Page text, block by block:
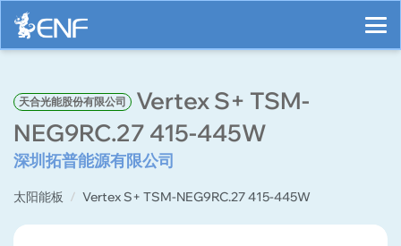
天合光能股份有限公司
Vertex S+ TSM-
NEG9RC.27 415-445W
深圳拓普能源有限公司
太阳能板 Vertex S+ TSM-NEG9RC.27 415-445W